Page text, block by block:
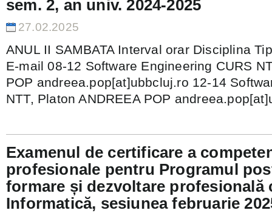
sem. 2, an univ. 2024-2025
27.02.2025
ANUL II SAMBATA Interval orar Disciplina
E-mail 08-12 Software Engineering CURS
POP andreea.pop[at]ubbcluj.ro 12-14
NTT, Platon ANDREEA POP
Examenul de certificare a
profesionale pentru Programul
formare și dezvoltare profesională
Informatică, sesiunea februarie